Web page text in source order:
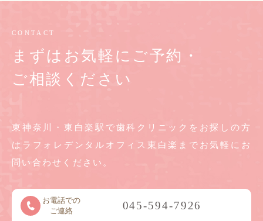
CONTACT
まずはお気軽にご予約・
ご相談ください
東神奈川・東白楽駅で歯科クリニックをお探しの方
は ラフォレデンタルオフィス東白楽までお気軽に お
問い合わせください。
お電話での
ご連絡
045-594-7926